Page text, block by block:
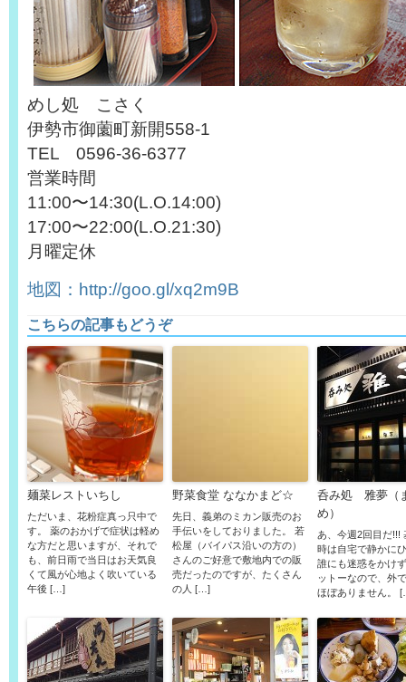
めし処 こさく
伊勢市御薗町新開558-1
TEL 0596-36-6377
営業時間
11:00〜14:30(L.O.14:00)
17:00〜22:00(L.O.21:30)
月曜定休
地図：http://goo.gl/xq2m9B
こちらの記事もどうぞ
麺菜レストいちし
ただいま、花粉症真っ只中で
す。 薬のおかげで症状は軽め
な方だと思いますが、それで
も、前日雨で当日はお天気良
くて風が心地よく吹いている
午後 […]
野菜食堂 ななかまど☆
先日、義弟のミカン販売のお
手伝いをしておりました。 若
松屋（バイパス沿いの方の）
さんのご好意で敷地内での販
売だったのですが、たくさん
の人 […]
呑み処 雅夢（
め）
あ、今週2回目だ!!!
時は自宅で静かに
誰にも迷惑をかけ
ットーなので、外
ほぼありません。